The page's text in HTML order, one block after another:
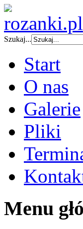
Szukaj...
Start
O nas
Galerie
Pliki
Menu